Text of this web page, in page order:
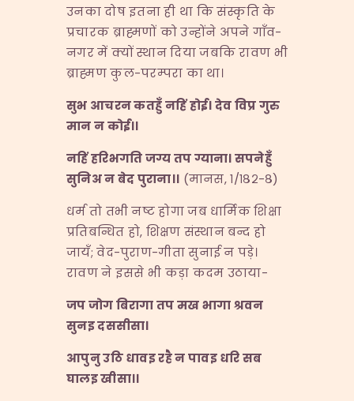
उनका दोष इतना ही था कि संस्कृति के
प्रचारक ब्राह्मणों को उन्होंने अपने गाँव-
नगर में क्यों स्थान दिया जबकि रावण भी
ब्राह्मण कुल-परम्परा का था।
सुभ आचरनकतहुँनहिंहोई।देवविप्रगुरु
माननकोई।।
नहिंहरिभगतिजग्यतपग्याना।सपनेहुँ
सुनिअनबेदपुराना।। (मानस, १/१८२-८)
धर्म तो तभी नष्ट होगा जब धार्मिक शिक्षा
प्रतिबन्धित हो, शिक्षण संस्थान बन्द हो
जायँ; वेद-पुराण-गीता सुनाई न पड़े।
रावण ने इससे भी कड़ा कदम उठाया-
जपजोगबिरागातपमखभागाश्रवन
सुनइदससीसा।
आपुनुउठिधावइरहैनपावइधरिसब
घालइखीसा।।